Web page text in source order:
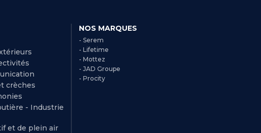
crèches
- Industrie
et de plein air
NOS MARQUES
- Serem
- Lifetime
- Mottez
- JAD Groupe
- Procity